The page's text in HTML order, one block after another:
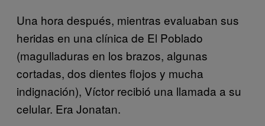
Una hora después, mientras evaluaban sus
heridas en una clínica de El Poblado
(magulladuras en los brazos, algunas
cortadas, dos dientes flojos y mucha
indignación), Víctor recibió una llamada a su
celular. Era Jonatan.